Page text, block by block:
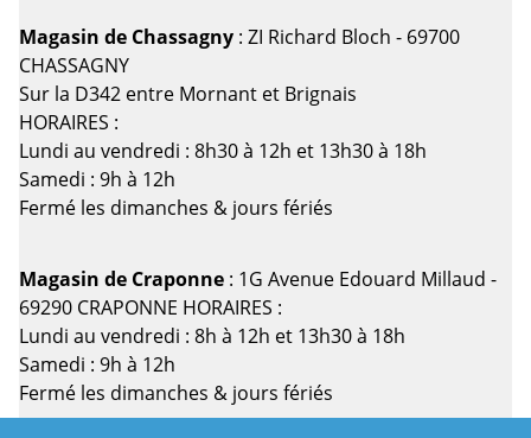
Magasin de Chassagny : ZI Richard Bloch - 69700
CHASSAGNY
Sur la D342 entre Mornant et Brignais
HORAIRES :
Lundi au vendredi : 8h30 à 12h et 13h30 à 18h
Samedi : 9h à 12h
Fermé les dimanches & jours fériés
Magasin de Craponne : 1G Avenue Edouard Millaud -
69290 CRAPONNE HORAIRES :
Lundi au vendredi : 8h à 12h et 13h30 à 18h
Samedi : 9h à 12h
Fermé les dimanches & jours fériés